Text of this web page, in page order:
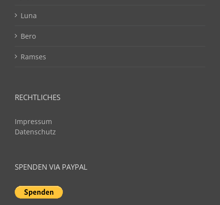
Luna
Bero
Ramses
RECHTLICHES
Impressum
Datenschutz
SPENDEN VIA PAYPAL